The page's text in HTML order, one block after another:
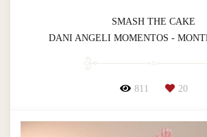
SMASH THE CAKE
DANI ANGELI MOMENTOS -
811 20